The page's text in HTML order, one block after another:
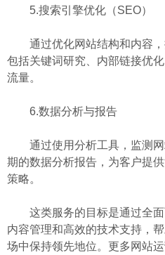
5.搜索引擎优化（SEO）
通过优化网站结构和内容，
包括关键词研究、内部链接优
流量。
6.数据分析与报告
通过使用分析工具，监测网
期的数据分析报告，为客户提
策略。
这类服务的目标是通过全面
内容管理和高效的技术支持，
场中保持领先地位。更多网站